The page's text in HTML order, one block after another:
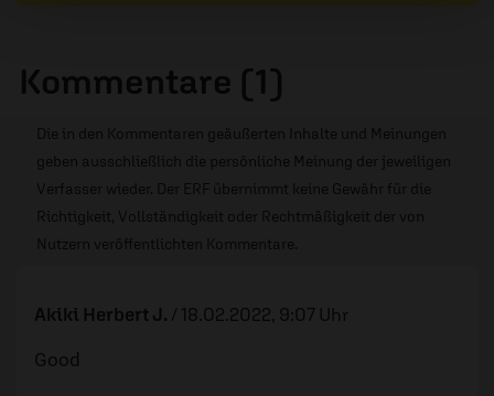
Kommentare (1)
Die in den Kommentaren geäußerten Inhalte und Meinungen
geben ausschließlich die persönliche Meinung der jeweiligen
Verfasser wieder. Der ERF übernimmt keine Gewähr für die
Richtigkeit, Vollständigkeit oder Rechtmäßigkeit der von
Nutzern veröffentlichten Kommentare.
Akiki Herbert J. / 18.02.2022, 9:07 Uhr
Good